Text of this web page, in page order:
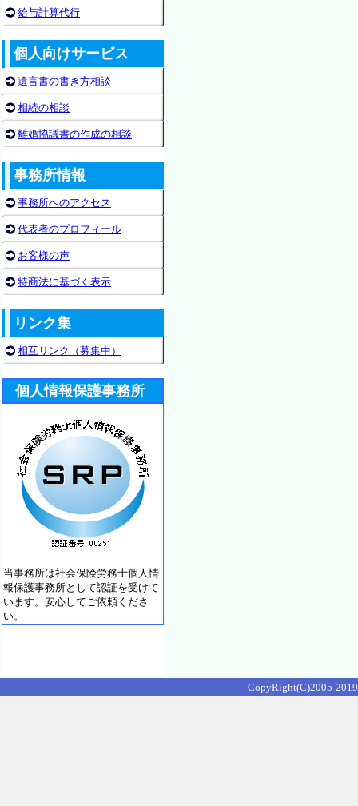
給与計算代行
個人向けサービス
遺言書の書き方相談
相続の相談
離婚協議書の作成の相談
事務所情報
事務所へのアクセス
代表者のプロフィール
お客様の声
特商法に基づく表示
リンク集
相互リンク（募集中）
個人情報保護事務所
当事務所は社会保険労務士個人情
報保護事務所として認証を受けて
います。安心してご依頼くださ
い。
CopyRight(C)2005-